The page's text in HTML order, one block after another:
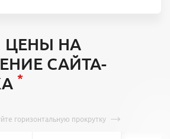
ЦЕНЫ НА
САЙТА-
*